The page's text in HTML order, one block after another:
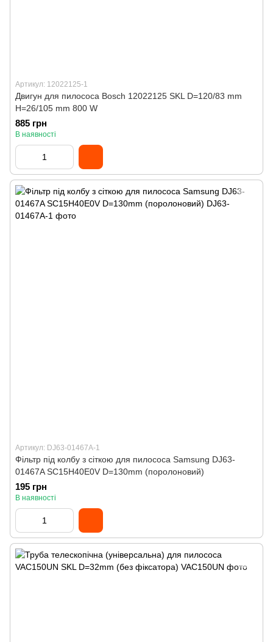
Артикул: 12022125-1
Двигун для пилососа Bosch 12022125 SKL D=120/83 mm
H=26/105 mm 800 W
885 грн
В наявності
Артикул: DJ63-01467A-1
Фільтр під колбу з сіткою для пилососа Samsung DJ63-
01467A SC15H40E0V D=130mm (поролоновий)
195 грн
В наявності